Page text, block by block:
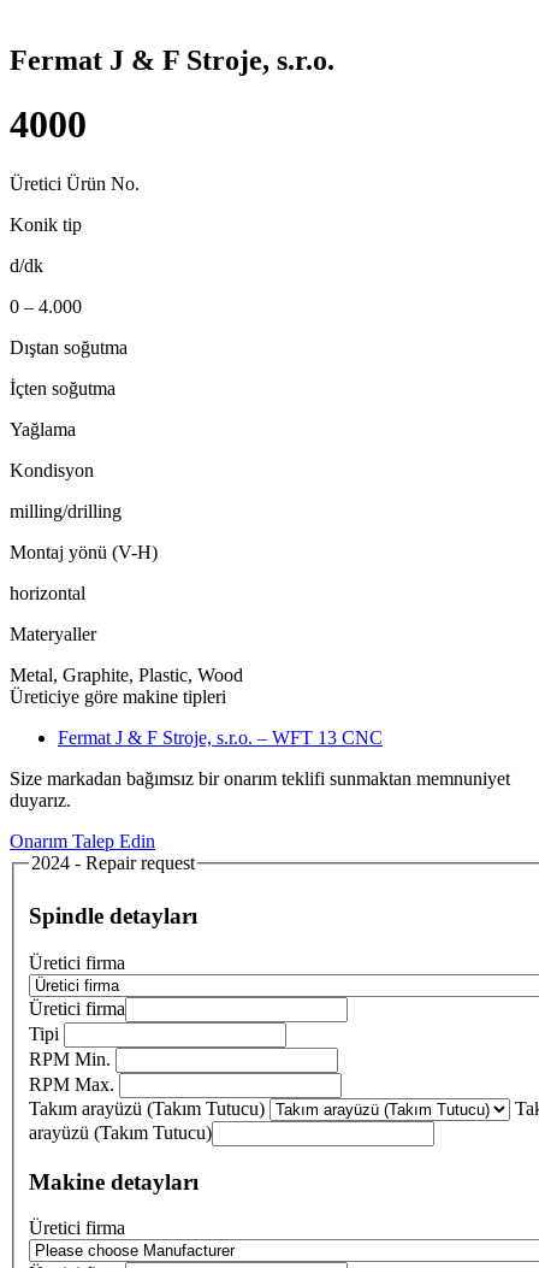
Fermat J & F Stroje, s.r.o.
4000
Üretici Ürün No.
Konik tip
d/dk
0 – 4.000
Dıştan soğutma
İçten soğutma
Yağlama
Kondisyon
milling/drilling
Montaj yönü (V-H)
horizontal
Materyaller
Metal, Graphite, Plastic, Wood
Üreticiye göre makine tipleri
Fermat J & F Stroje, s.r.o. – WFT 13 CNC
Size markadan bağımsız bir onarım teklifi sunmaktan memnuniyet
duyarız.
Onarım Talep Edin
2024 - Repair request
Spindle detayları
Üretici firma
Üretici firma
Tipi
RPM Min.
RPM Max.
Takım arayüzü (Takım Tutucu)
arayüzü (Takım Tutucu)
Makine detayları
Üretici firma